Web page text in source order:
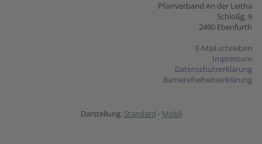
Pfarrverband An der Leitha
Schloßg. 9
2490 Ebenfurth
E-Mail schreiben
Impressum
Datenschutzerklärung
Barrierefreiheitserklärung
Darstellung: Standard - Mobil